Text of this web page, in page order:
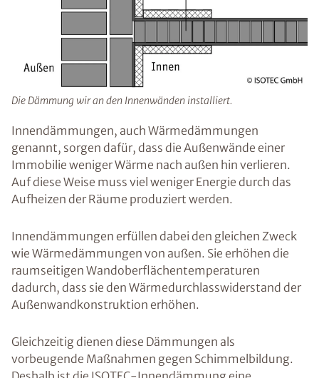
Die Dämmung wir an den Innenwänden installiert.
Innendämmungen, auch Wärmedämmungen
genannt, sorgen dafür, dass die Außenwände einer
Immobilie weniger Wärme nach außen hin verlieren.
Auf diese Weise muss viel weniger Energie durch das
Aufheizen der Räume produziert werden.
Innendämmungen erfüllen dabei den gleichen Zweck
wie Wärmedämmungen von außen. Sie erhöhen die
raumseitigen Wandoberflächentemperaturen
dadurch, dass sie den Wärmedurchlasswiderstand der
Außenwandkonstruktion erhöhen.
Gleichzeitig dienen diese Dämmungen als
vorbeugende Maßnahmen gegen Schimmelbildung.